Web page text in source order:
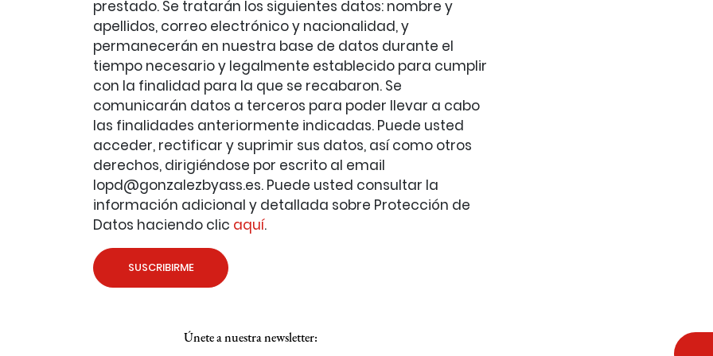
prestado. Se tratarán los siguientes datos: nombre y
apellidos, correo electrónico y nacionalidad, y
permanecerán en nuestra base de datos durante el
tiempo necesario y legalmente establecido para cumplir
con la finalidad para la que se recabaron. Se
comunicarán datos a terceros para poder llevar a cabo
las finalidades anteriormente indicadas. Puede usted
acceder, rectificar y suprimir sus datos, así como otros
derechos, dirigiéndose por escrito al email
lopd@gonzalezbyass.es. Puede usted consultar la
información adicional y detallada sobre Protección de
Datos haciendo clic aquí.
SUSCRIBIRME
Únete a nuestra newsletter: